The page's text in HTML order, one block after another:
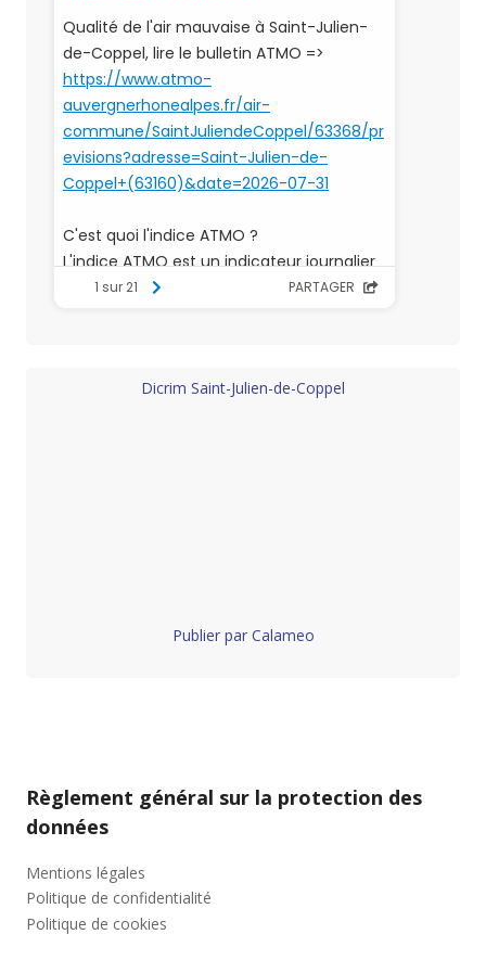
Dicrim Saint-Julien-de-Coppel
Publier par Calameo
Règlement général sur la protection des
données
Mentions légales
Politique de confidentialité
Politique de cookies